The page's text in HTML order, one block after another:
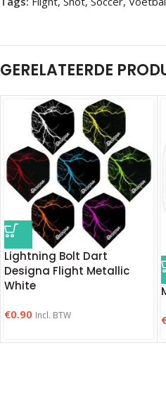
GERELATEERDE
Lightning Bolt Dart
Designa Flight Metallic
White
€0.90 Incl. BTW